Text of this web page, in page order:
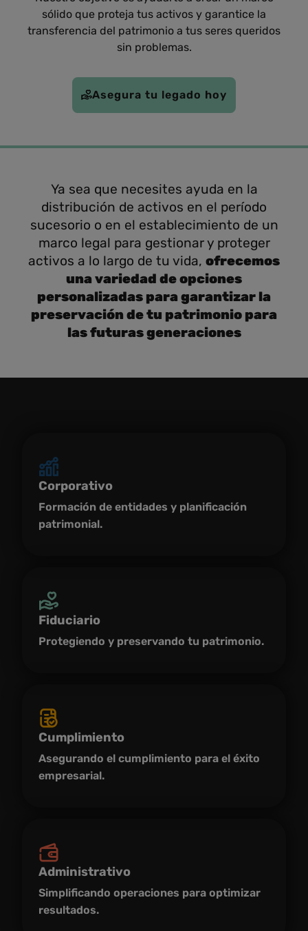
sólido que proteja tus activos y garantice la
transferencia del patrimonio a tus seres queridos
sin problemas.
Asegura tu legado hoy
Ya sea que necesites ayuda en la
distribución de activos en el período
sucesorio o en el establecimiento de un
marco legal para gestionar y proteger
activos a lo largo de tu vida, ofrecemos
una variedad de opciones
personalizadas para garantizar la
preservación de tu patrimonio para
las futuras generaciones
Corporativo
Formación de entidades y planificación
patrimonial.
Fiduciario
Protegiendo y preservando tu patrimonio.
Cumplimiento
Asegurando el cumplimiento para el éxito
empresarial.
Administrativo
Simplificando operaciones para optimizar
resultados.